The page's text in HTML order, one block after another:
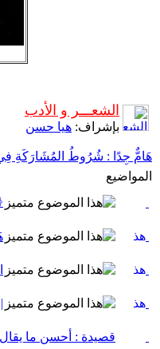
الشعـــر و الأدب
بإشراف: هيا حسن
هَامٌّ جِدًا : شُرُوطُ المُشَارَكَةِ فِي
المواضيع
قصيدة : أحسن ما يقال